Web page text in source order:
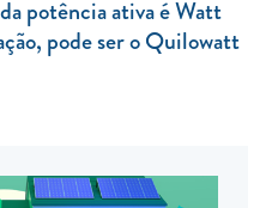
potência ativa é Watt
pode ser o Quilowatt